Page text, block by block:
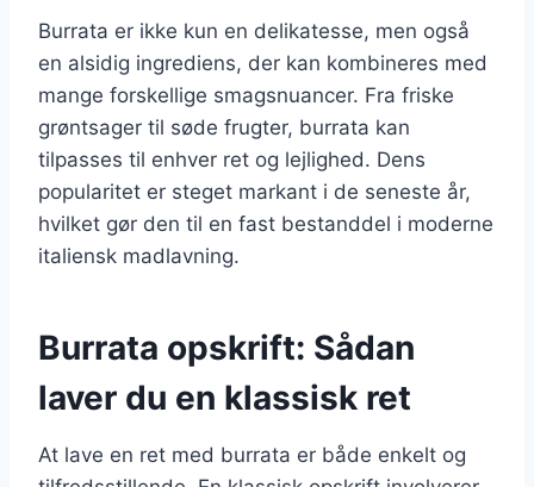
Burrata er ikke kun en delikatesse, men også
en alsidig ingrediens, der kan kombineres med
mange forskellige smagsnuancer. Fra friske
grøntsager til søde frugter, burrata kan
tilpasses til enhver ret og lejlighed. Dens
popularitet er steget markant i de seneste år,
hvilket gør den til en fast bestanddel i moderne
italiensk madlavning.
Burrata opskrift: Sådan
laver du en klassisk ret
At lave en ret med burrata er både enkelt og